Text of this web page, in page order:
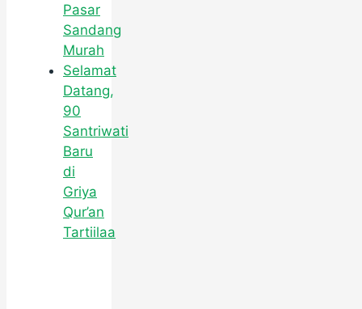
Pasar
Sandang
Murah
Selamat
Datang,
90
Santriwati
Baru
di
Griya
Qur’an
Tartiilaa